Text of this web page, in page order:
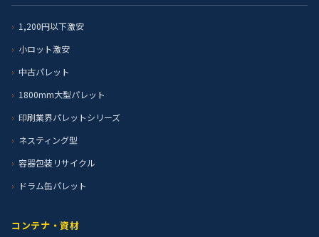
1,200円以下激安
小ロット激安
中古パレット
1800mm大型パレット
印刷業界パレットシリーズ
ネスティング型
容器包装リサイクル
ドラム缶パレット
コンテナ・資材